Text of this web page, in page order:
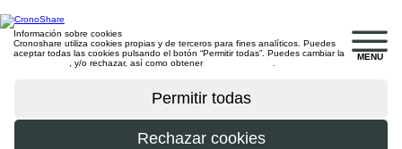
MENU
Información sobre cookies
Cronoshare utiliza cookies propias y de terceros para fines analíticos. Puedes
aceptar todas las cookies pulsando el botón “Permitir todas”. Puedes cambiar la
, y/o rechazar, así como obtener